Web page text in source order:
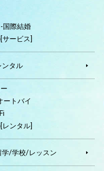
国際結婚
サービス]
ンタル
ートバイ
レンタル]
学/学校/レッスン